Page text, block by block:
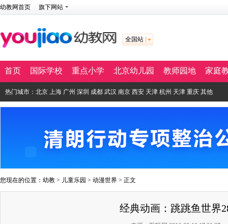
幼教网首页 旗下网站
全国站
首页 国际学校 重点小学 北京幼儿园 教师园地 家庭
热门城市： 北京 上海 广州 深圳 成都 武汉 南京 西安 天津 杭州 天津 重庆 其他
您现在的位置： 幼教 > 儿童乐园 > 动漫世界 > 正文
经典动画：跳跳鱼世界